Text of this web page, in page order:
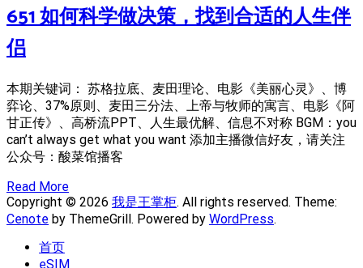
651 如何科学做决策，找到合适的人生伴
侣
本期关键词： 苏格拉底、麦田理论、电影《美丽心灵》、博
弈论、37%原则、麦田三分法、上帝与牧师的寓言、电影《阿
甘正传》、高桥流PPT、人生最优解、信息不对称 BGM：you
can’t always get what you want 添加主播微信好友，请关注
公众号：酸菜馆播客
Read More
Copyright © 2026 我是王掌柜. All rights reserved. Theme:
Cenote by ThemeGrill. Powered by WordPress.
首页
eSIM